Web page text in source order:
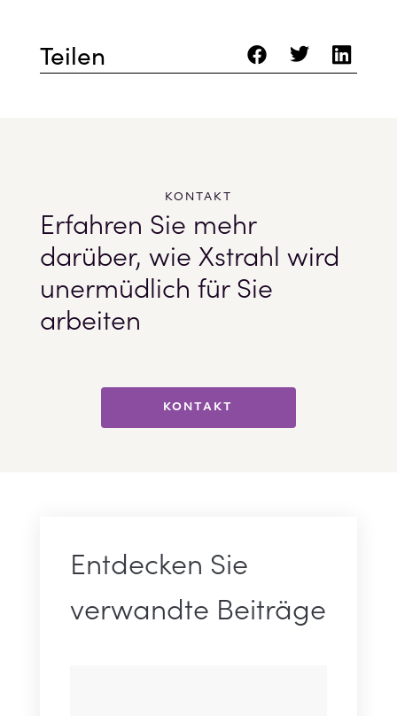
Teilen
KONTAKT
Erfahren Sie mehr
darüber, wie Xstrahl wird
unermüdlich für Sie
arbeiten
KONTAKT
Entdecken Sie
verwandte Beiträge